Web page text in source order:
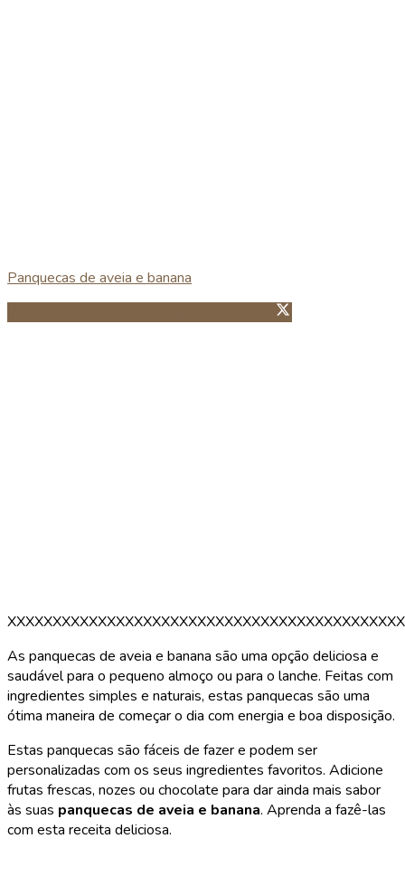
Panquecas de aveia e banana
Guardar no Pinterest
As panquecas de aveia e banana são uma opção deliciosa e
saudável para o pequeno almoço ou para o lanche. Feitas com
ingredientes simples e naturais, estas panquecas são uma
ótima maneira de começar o dia com energia e boa disposição.
Estas panquecas são fáceis de fazer e podem ser
personalizadas com os seus ingredientes favoritos. Adicione
frutas frescas, nozes ou chocolate para dar ainda mais sabor
às suas panquecas de aveia e banana. Aprenda a fazê-las
com esta receita deliciosa.